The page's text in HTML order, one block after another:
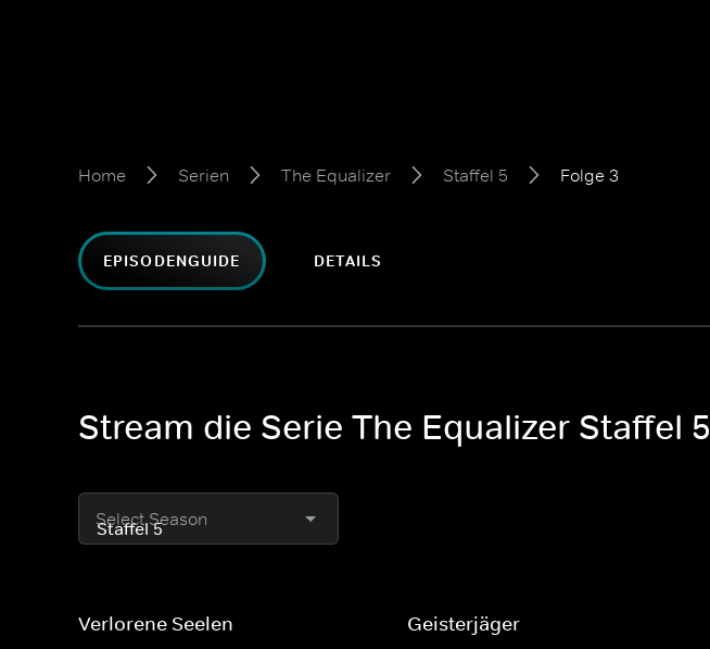
Home Serien The Equalizer Staffel 5 Folge 3
EPISODENGUIDE DETAILS
Stream die Serie The Equalizer Staffel 5
Select Season
Verlorene Seelen Geisterjäger